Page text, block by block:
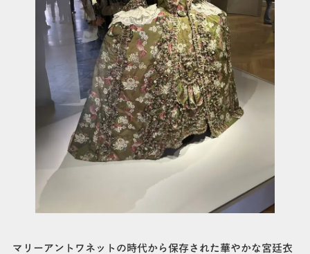
マリーアントワネットの時代から保存された華やかな宮廷衣